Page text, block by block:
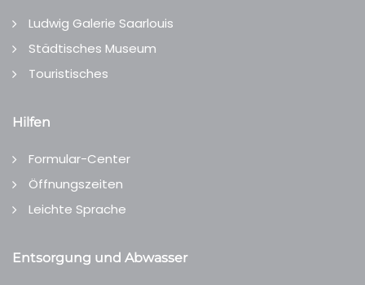
Ludwig Galerie Saarlouis
Städtisches Museum
Touristisches
Hilfen
Formular-Center
Öffnungszeiten
Leichte Sprache
Entsorgung und Abwasser